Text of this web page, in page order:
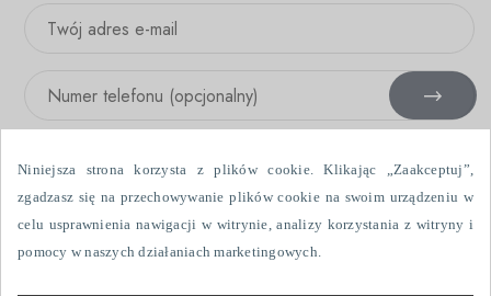
Wyrażam zgodę na otrzymywanie informacji handlowych drogą
elektroniczną i przy użyciu urządzeń telefonicznych, wysłanych przez
Niniejsza strona korzysta z plików cookie. Klikając „Zaakceptuj”,
zgadzasz się na przechowywanie plików cookie na swoim urządzeniu w
celu usprawnienia nawigacji w witrynie, analizy korzystania z witryny i
pomocy w naszych działaniach marketingowych.